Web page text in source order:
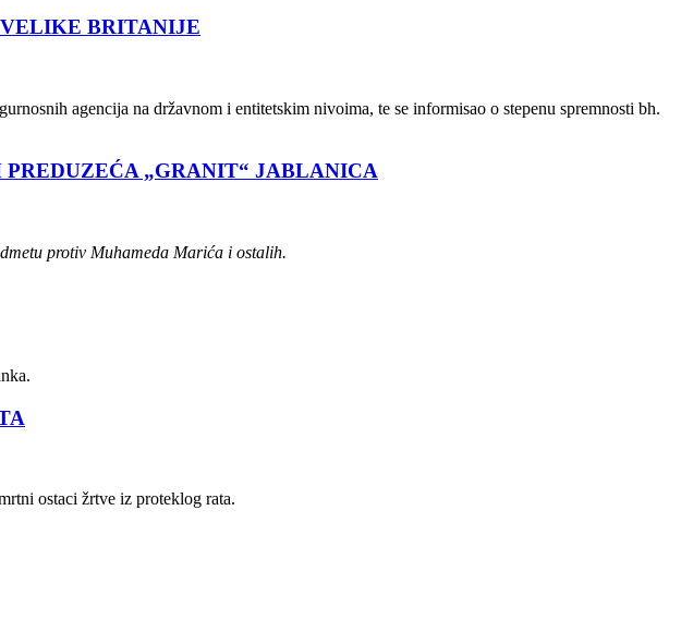
VELIKE BRITANIJE
agencija na državnom i entitetskim nivoima, te se informisao o stepenu spremnosti bh.
„GRANIT“ JABLANICA
protiv Muhameda Marića i ostalih.
ostaci žrtve iz proteklog rata.